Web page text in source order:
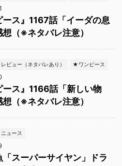
ース』1167話「イーダの息
（※ネタバレ注意）
ビュー（ネタバレあり） ★ワンピース
ース』1166話「新しい物
（※ネタバレ注意）
ュース
「スーパーサイヤン」ドラ